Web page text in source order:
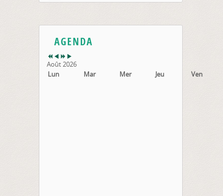
AGENDA
Août 2026
Lun
Mar Mer Jeu Ven